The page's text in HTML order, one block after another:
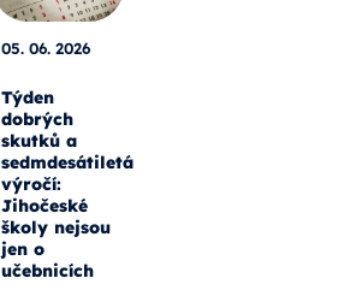
05. 06. 2026
Týden
dobrých
skutků a
sedmdesátiletá
výročí:
Jihočeské
školy nejsou
jen o
učebnicích